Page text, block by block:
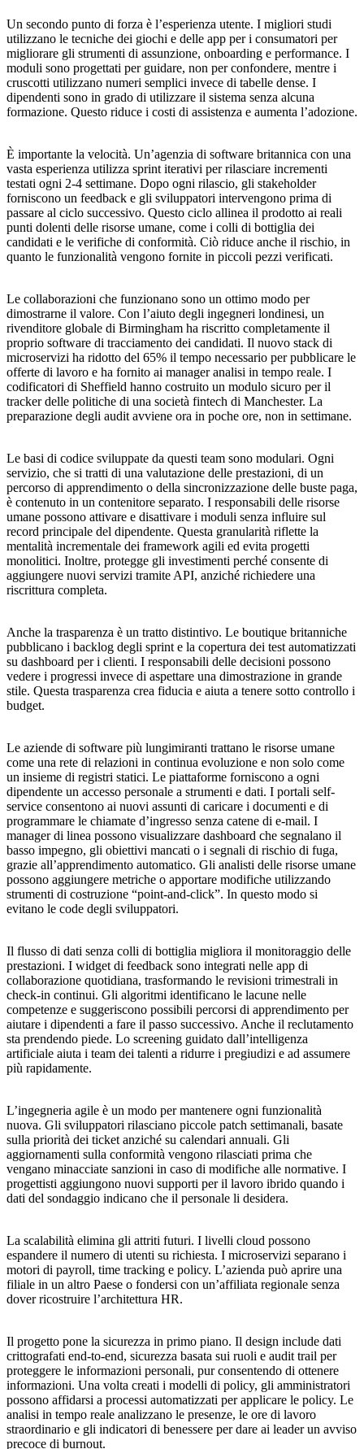
Un secondo punto di forza è l’esperienza utente. I migliori studi
utilizzano le tecniche dei giochi e delle app per i consumatori per
migliorare gli strumenti di assunzione, onboarding e performance. I
moduli sono progettati per guidare, non per confondere, mentre i
cruscotti utilizzano numeri semplici invece di tabelle dense. I
dipendenti sono in grado di utilizzare il sistema senza alcuna
formazione. Questo riduce i costi di assistenza e aumenta l’adozione.
È importante la velocità. Un’agenzia di software britannica con una
vasta esperienza utilizza sprint iterativi per rilasciare incrementi
testati ogni 2-4 settimane. Dopo ogni rilascio, gli stakeholder
forniscono un feedback e gli sviluppatori intervengono prima di
passare al ciclo successivo. Questo ciclo allinea il prodotto ai reali
punti dolenti delle risorse umane, come i colli di bottiglia dei
candidati e le verifiche di conformità. Ciò riduce anche il rischio, in
quanto le funzionalità vengono fornite in piccoli pezzi verificati.
Le collaborazioni che funzionano sono un ottimo modo per
dimostrarne il valore. Con l’aiuto degli ingegneri londinesi, un
rivenditore globale di Birmingham ha riscritto completamente il
proprio software di tracciamento dei candidati. Il nuovo stack di
microservizi ha ridotto del 65% il tempo necessario per pubblicare le
offerte di lavoro e ha fornito ai manager analisi in tempo reale. I
codificatori di Sheffield hanno costruito un modulo sicuro per il
tracker delle politiche di una società fintech di Manchester. La
preparazione degli audit avviene ora in poche ore, non in settimane.
Le basi di codice sviluppate da questi team sono modulari. Ogni
servizio, che si tratti di una valutazione delle prestazioni, di un
percorso di apprendimento o della sincronizzazione delle buste paga,
è contenuto in un contenitore separato. I responsabili delle risorse
umane possono attivare e disattivare i moduli senza influire sul
record principale del dipendente. Questa granularità riflette la
mentalità incrementale dei framework agili ed evita progetti
monolitici. Inoltre, protegge gli investimenti perché consente di
aggiungere nuovi servizi tramite API, anziché richiedere una
riscrittura completa.
Anche la trasparenza è un tratto distintivo. Le boutique britanniche
pubblicano i backlog degli sprint e la copertura dei test automatizzati
su dashboard per i clienti. I responsabili delle decisioni possono
vedere i progressi invece di aspettare una dimostrazione in grande
stile. Questa trasparenza crea fiducia e aiuta a tenere sotto controllo i
budget.
Le aziende di software più lungimiranti trattano le risorse umane
come una rete di relazioni in continua evoluzione e non solo come
un insieme di registri statici. Le piattaforme forniscono a ogni
dipendente un accesso personale a strumenti e dati. I portali self-
service consentono ai nuovi assunti di caricare i documenti e di
programmare le chiamate d’ingresso senza catene di e-mail. I
manager di linea possono visualizzare dashboard che segnalano il
basso impegno, gli obiettivi mancati o i segnali di rischio di fuga,
grazie all’apprendimento automatico. Gli analisti delle risorse umane
possono aggiungere metriche o apportare modifiche utilizzando
strumenti di costruzione “point-and-click”. In questo modo si
evitano le code degli sviluppatori.
Il flusso di dati senza colli di bottiglia migliora il monitoraggio delle
prestazioni. I widget di feedback sono integrati nelle app di
collaborazione quotidiana, trasformando le revisioni trimestrali in
check-in continui. Gli algoritmi identificano le lacune nelle
competenze e suggeriscono possibili percorsi di apprendimento per
aiutare i dipendenti a fare il passo successivo. Anche il reclutamento
sta prendendo piede. Lo screening guidato dall’intelligenza
artificiale aiuta i team dei talenti a ridurre i pregiudizi e ad assumere
più rapidamente.
L’ingegneria agile è un modo per mantenere ogni funzionalità
nuova. Gli sviluppatori rilasciano piccole patch settimanali, basate
sulla priorità dei ticket anziché su calendari annuali. Gli
aggiornamenti sulla conformità vengono rilasciati prima che
vengano minacciate sanzioni in caso di modifiche alle normative. I
progettisti aggiungono nuovi supporti per il lavoro ibrido quando i
dati del sondaggio indicano che il personale li desidera.
La scalabilità elimina gli attriti futuri. I livelli cloud possono
espandere il numero di utenti su richiesta. I microservizi separano i
motori di payroll, time tracking e policy. L’azienda può aprire una
filiale in un altro Paese o fondersi con un’affiliata regionale senza
dover ricostruire l’architettura HR.
Il progetto pone la sicurezza in primo piano. Il design include dati
crittografati end-to-end, sicurezza basata sui ruoli e audit trail per
proteggere le informazioni personali, pur consentendo di ottenere
informazioni. Una volta creati i modelli di policy, gli amministratori
possono affidarsi a processi automatizzati per applicare le policy. Le
analisi in tempo reale analizzano le presenze, le ore di lavoro
straordinario e gli indicatori di benessere per dare ai leader un avviso
precoce di burnout.